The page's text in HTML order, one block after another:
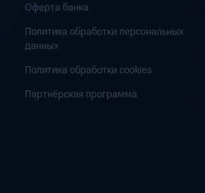
Оферта банка
Политика обработки персональных
данных
Политика обработки cookies
Партнёрская программа